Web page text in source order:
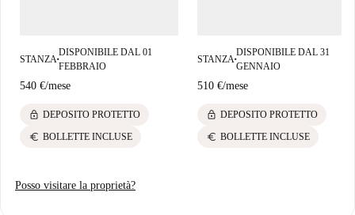
STANZA ■
DISPONIBILE DAL 01
FEBBRAIO
540 €/mese
lock DEPOSITO PROTETTO
euro BOLLETTE INCLUSE
STANZA ■
DISPONIBILE DAL 31
GENNAIO
510 €/mese
lock DEPOSITO PROTETTO
euro BOLLETTE INCLUSE
Posso visitare la proprietà?